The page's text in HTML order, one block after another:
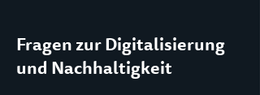
​Fragen zur Digitalisierung
und Nachhaltigkeit